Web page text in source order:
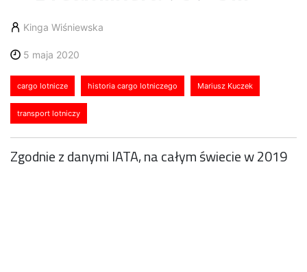
Kinga Wiśniewska
5 maja 2020
cargo lotnicze historia cargo lotniczego Mariusz Kuczek
transport lotniczy
Zgodnie z danymi IATA, na całym świecie w 2019